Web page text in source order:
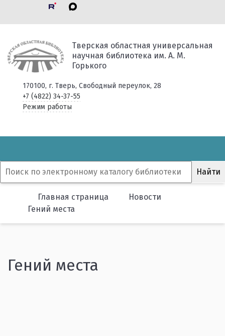
Тверская областная универсальная
научная библиотека им. А. М.
Горького
170100, г. Тверь, Свободный переулок, 28
+7 (4822) 34-37-55
Режим работы
Главная страница
Новости
Гений места
Гений места